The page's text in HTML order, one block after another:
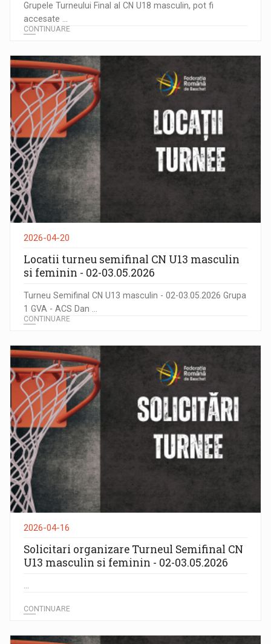
Grupele Turneului Final al CN U18 masculin, pot fi
accesate ...
CONTINUARE
2026-04-20
Locatii turneu semifinal CN U13 masculin
si feminin - 02-03.05.2026
Turneu Semifinal CN U13 masculin - 02-03.05.2026 Grupa
1 GVA - ACS Dan ...
CONTINUARE
2026-04-16
Solicitari organizare Turneul Semifinal CN
U13 masculin si feminin - 02-03.05.2026
...
CONTINUARE